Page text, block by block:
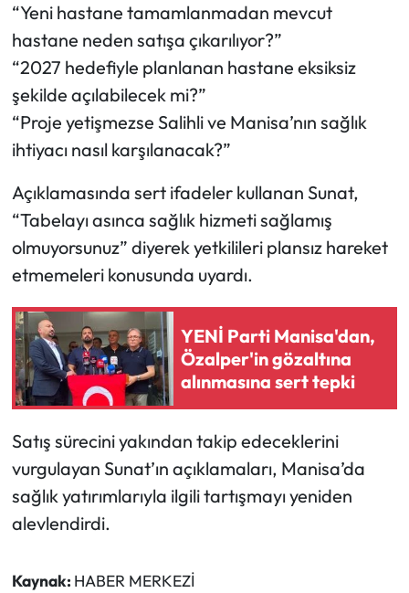
“Yeni hastane tamamlanmadan mevcut
hastane neden satışa çıkarılıyor?”
“2027 hedefiyle planlanan hastane eksiksiz
şekilde açılabilecek mi?”
“Proje yetişmezse Salihli ve Manisa’nın sağlık
ihtiyacı nasıl karşılanacak?”
Açıklamasında sert ifadeler kullanan Sunat,
“Tabelayı asınca sağlık hizmeti sağlamış
olmuyorsunuz” diyerek yetkilileri plansız hareket
etmemeleri konusunda uyardı.
YENİ Parti Manisa'dan,
Özalper'in gözaltına
alınmasına sert tepki
Satış sürecini yakından takip edeceklerini
vurgulayan Sunat’ın açıklamaları, Manisa’da
sağlık yatırımlarıyla ilgili tartışmayı yeniden
alevlendirdi.
Kaynak: HABER MERKEZİ